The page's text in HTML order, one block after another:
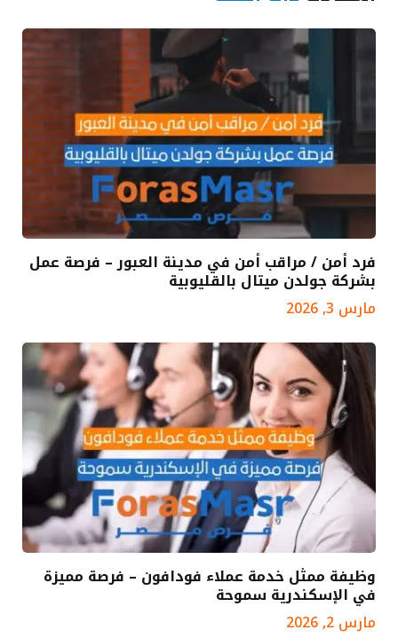
فرد أمن / مراقب أمن في مدينة العبور – فرصة عمل
بشركة جولدن ميتال بالقليوبية
مارس 3, 2026
وظيفة ممثل خدمة عملاء فودافون – فرصة مميزة
في الإسكندرية سموحة
مارس 2, 2026